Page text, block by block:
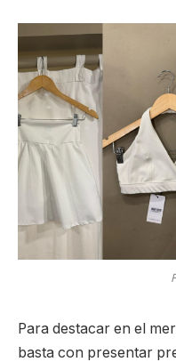
Para destacar en el
basta con presentar